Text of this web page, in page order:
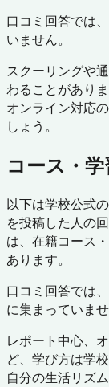
口コミ回答では
いません。
スクーリングや
わることがあり
オンライン対応
しょう。
コース・
以下は学校公式
を投稿した人の
は、在籍コース
あります。
口コミ回答では
に集まっていませ
レポート中心、
ど、学び方は学
自分の生活リズ